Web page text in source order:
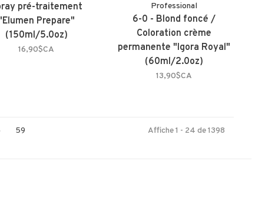
pré-traitement
Prepare"
(150ml/5.0oz)
16,90$CA
Professional
6-0 - Blond foncé /
Coloration crème
permanente "Igora Royal"
(60ml/2.0oz)
13,90$CA
59 Affiche 1 - 24 de 1398